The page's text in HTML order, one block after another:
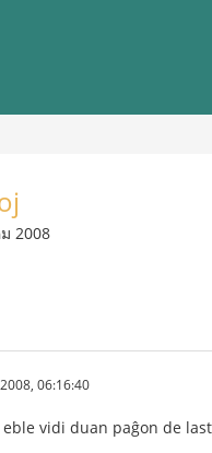
2008
06:16:40
eble vidi duan paĝon de